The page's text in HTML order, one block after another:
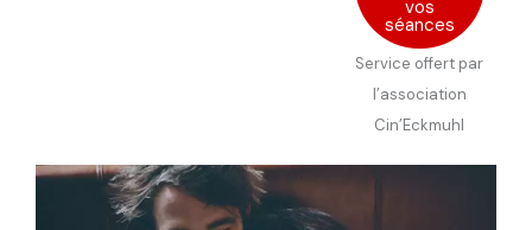
vos
séances
Service offert par
l’association
Cin’Eckmuhl